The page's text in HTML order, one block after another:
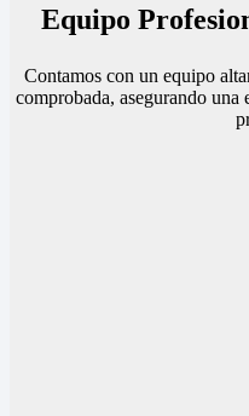
Equipo
Contamos con un equipo
comprobada, asegurando una